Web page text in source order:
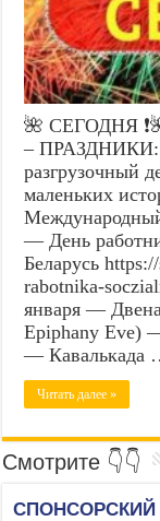
🌺 СЕГОДНЯ
– ПРАЗДНИКИ:
разгрузочный
маленьких
— День
Беларусь
rabotnika-
января —
Epiphany Eve)
— Кавалькада
Читать далее »
Смотрите 👇👇